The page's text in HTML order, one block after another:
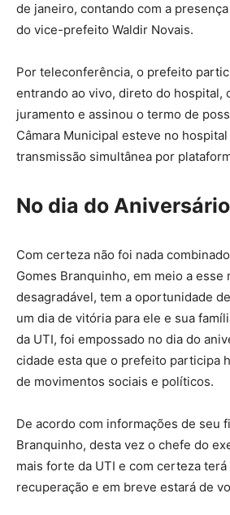
de janeiro, contando com a
do vice-prefeito Waldir Novais.
Por teleconferência, o prefeito
entrando ao vivo, direto do hospital,
juramento e assinou o termo de
Câmara Municipal esteve no
transmissão simultânea por
No dia do
Com certeza não foi nada
Gomes Branquinho, em meio a esse
desagradável, tem a oportunidade
um dia de vitória para ele e sua
da UTI, foi empossado no dia do
cidade esta que o prefeito participa
de movimentos sociais e políticos.
De acordo com informações de seu
Branquinho, desta vez o chefe do
mais forte da UTI e com certeza
recuperação e em breve estará de